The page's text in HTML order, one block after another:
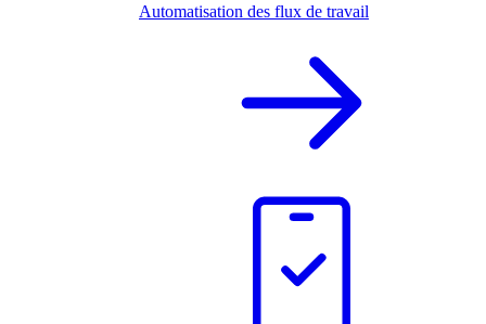
Automatisation des flux de travail